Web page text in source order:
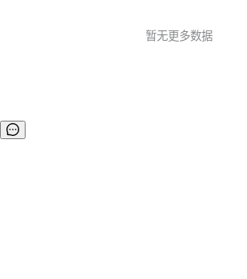
开APP，往右一划便是软件页，「英文」资
暂无更多数据